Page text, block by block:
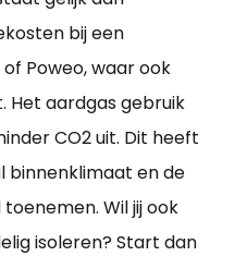
bij een
Poweo, waar ook
aardgas gebruik
CO2 uit. Dit heeft
binnenklimaat en de
Wil jij ook
isoleren? Start dan